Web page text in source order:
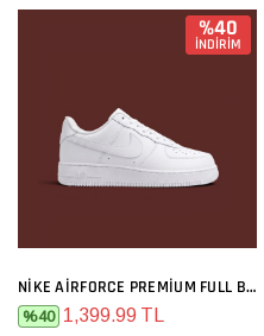
%40
İNDİRİM
NIKE AIRFORCE PREMIUM FULL BEYAZ
%40 1,399.99 TL